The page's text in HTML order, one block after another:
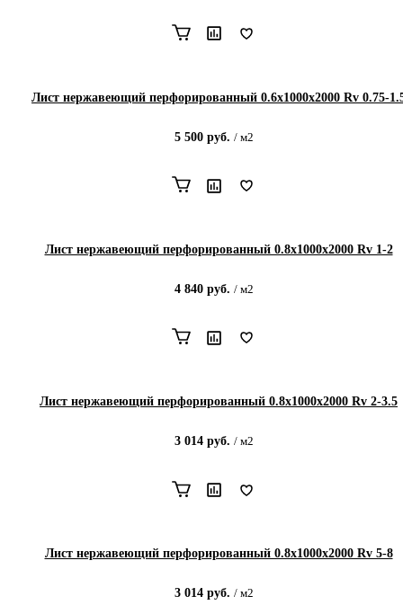
Лист нержавеющий перфорированный 0.6х1000х2000 Rv 0.75-
5 500 руб. / м2
Лист нержавеющий перфорированный 0.8х1000х2000 Rv 1-2
4 840 руб. / м2
Лист нержавеющий перфорированный 0.8х1000х2000 Rv 2-3.5
3 014 руб. / м2
Лист нержавеющий перфорированный 0.8х1000х2000 Rv 5-8
3 014 руб. / м2